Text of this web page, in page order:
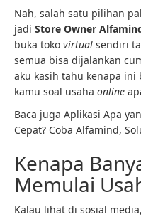
Nah, salah satu pilihan
jadi Store Owner
buka toko virtual sendiri
semua bisa dijalankan
aku kasih tahu kenapa
kamu soal usaha online
Baca juga Aplikasi Apa
Cepat? Coba Alfamind,
Kenapa
Memulai
Kalau lihat di sosial